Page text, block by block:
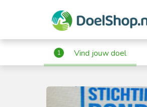
1 Vind jouw doel